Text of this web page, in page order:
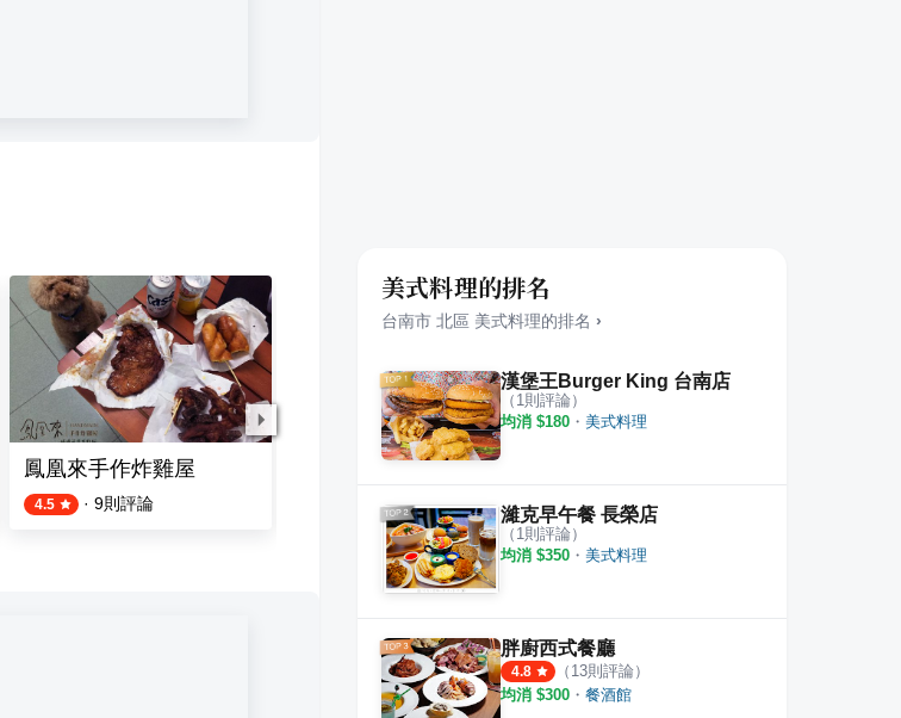
鳳凰來手作炸雞屋
4.5 · 9則評論 則評論 4.7 ·6則評論
美式料理的排名
台南市 北區 美式料理的排名 ›
漢堡王Burger King 台南店
（ 1則評論）
均消 $180 ・ 美式料理
濰克早午餐 長榮店
（ 1則評論）
均消 $350 ・ 美式料理
胖廚西式餐廳
4.8 （ 13則評論）
均消 $300 ・ 餐酒館